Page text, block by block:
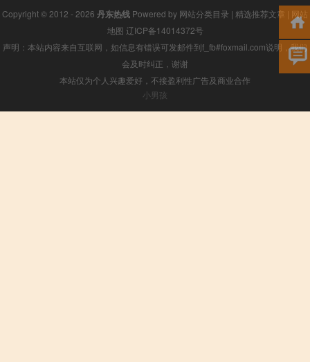
Copyright © 2012 - 2026 丹东热线 Powered by 网站分类目录 | 精选推荐文章 | 网站
地图 辽ICP备14014372号
声明：本站内容来自互联网，如信息有错误可发邮件到f_fb#foxmail.com说明，我们
会及时纠正，谢谢
本站仅为个人兴趣爱好，不接盈利性广告及商业合作
小男孩